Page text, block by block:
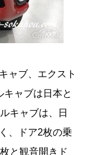
ャブ、エクスト
ャブは日本と
キャブは、日
、ドア2枚の乗
と観音開きド